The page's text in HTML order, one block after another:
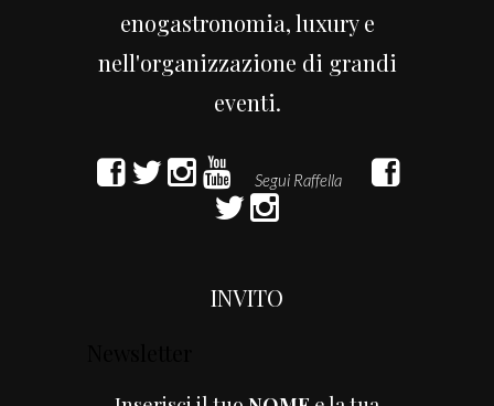
enogastronomia, luxury e
nell'organizzazione di grandi
eventi.
INVITO